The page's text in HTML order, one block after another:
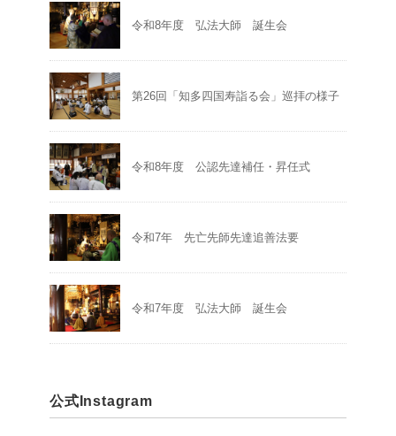
令和8年度 弘法大師 誕生会
第26回「知多四国寿詣る会」巡拝の様子
令和8年度 公認先達補任・昇任式
令和7年 先亡先師先達追善法要
令和7年度 弘法大師 誕生会
公式Instagram